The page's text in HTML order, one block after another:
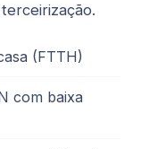
(FTTH)
com baixa